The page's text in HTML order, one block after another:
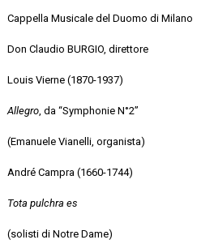
Cappella Musicale del Duomo di Milano
Don Claudio BURGIO, direttore
Louis Vierne (1870-1937)
Allegro , da “Symphonie N°2”
(Emanuele Vianelli, organista)
André Campra (1660-1744)
Tota pulchra es
(solisti di Notre Dame)